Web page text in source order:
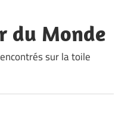
du Monde
sur la toile